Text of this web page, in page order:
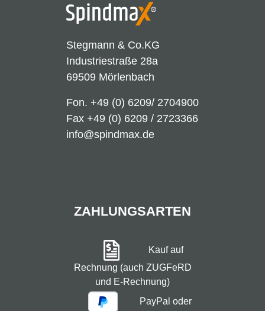
Stegmann & Co.KG
Industriestraße 28a
69509 Mörlenbach
Fon. +49 (0) 6209/ 2704900
Fax +49 (0) 6209 / 2723366
info@spindmax.de
ZAHLUNGSARTEN
Kauf auf
Rechnung (auch ZUGFeRD
und E-Rechnung)
PayPal oder